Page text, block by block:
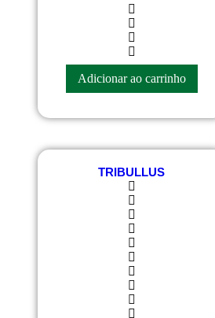
Adicionar ao carrinho
TRIBULLUS